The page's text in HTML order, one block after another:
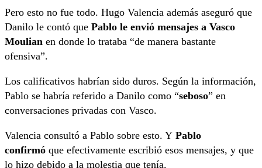
Pero esto no fue todo. Hugo Valencia además aseguró que
Danilo le contó que Pablo le envió mensajes a Vasco
Moulian en donde lo trataba “de manera bastante
ofensiva”.
Los calificativos habrían sido duros. Según la información,
Pablo se habría referido a Danilo como “seboso” en
conversaciones privadas con Vasco.
Valencia consultó a Pablo sobre esto. Y Pablo
confirmó que efectivamente escribió esos mensajes, y que
lo hizo debido a la molestia que tenía.